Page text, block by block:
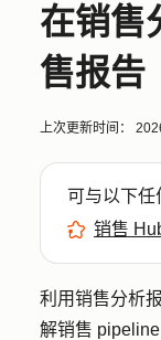
在销售
售报告
上次更新时间：
可与以下任
销售
利用销售分析
解销售